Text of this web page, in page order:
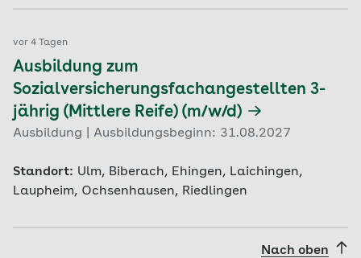
vor 4 Tagen
Ausbildung zum
Sozialversicherungsfachangestellten 3-
jährig (Mittlere Reife) (m/w/d)
Ausbildung | Ausbildungsbeginn: 31.08.2027
Standort: Ulm, Biberach, Ehingen, Laichingen,
Laupheim, Ochsenhausen, Riedlingen
Nach oben